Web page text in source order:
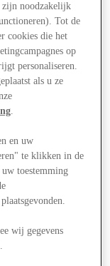
zijn noodzakelijk
Tot de
cookies die het
op
personaliseren.
als u ze
en uw
te klikken in de
toestemming
wij gegevens